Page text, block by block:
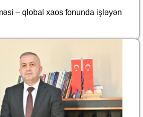
– qlobal xaos fonunda işləyən